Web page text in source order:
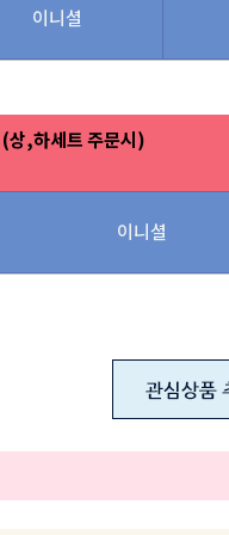
이니셜
(상,하세트 주문시)
이니셜